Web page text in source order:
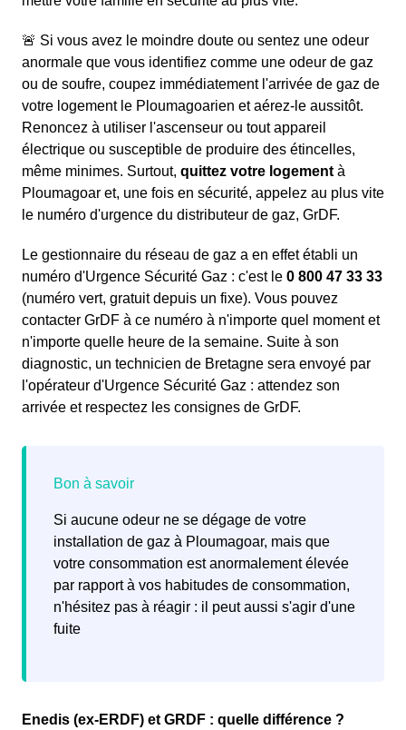
🚨 Si vous avez le moindre doute ou sentez une odeur
anormale que vous identifiez comme une odeur de gaz
ou de soufre, coupez immédiatement l'arrivée de gaz de
votre logement le Ploumagoarien et aérez-le aussitôt.
Renoncez à utiliser l'ascenseur ou tout appareil
électrique ou susceptible de produire des étincelles,
même minimes. Surtout, quittez votre logement à
Ploumagoar et, une fois en sécurité, appelez au plus vite
le numéro d'urgence du distributeur de gaz, GrDF.
Le gestionnaire du réseau de gaz a en effet établi un
numéro d'Urgence Sécurité Gaz : c'est le 0 800 47 33 33
(numéro vert, gratuit depuis un fixe). Vous pouvez
contacter GrDF à ce numéro à n'importe quel moment et
n'importe quelle heure de la semaine. Suite à son
diagnostic, un technicien de Bretagne sera envoyé par
l'opérateur d'Urgence Sécurité Gaz : attendez son
arrivée et respectez les consignes de GrDF.
Si aucune odeur ne se dégage de votre
installation de gaz à Ploumagoar, mais que
votre consommation est anormalement élevée
par rapport à vos habitudes de consommation,
n'hésitez pas à réagir : il peut aussi s'agir d'une
fuite
Enedis (ex-ERDF) et GRDF : quelle différence ?